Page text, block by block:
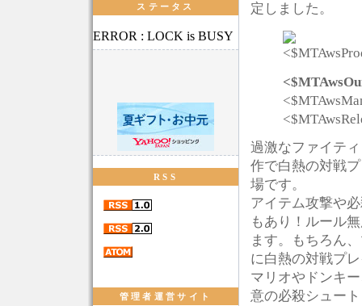
定しました。
過激なファイテ
作で白熱の対戦
場です。
アイテム攻撃や
もあり！ルール
ます。もちろん
に白熱の対戦プ
マリオやドンキ
意の必殺シュー
ステータス
ERROR : LOCK is BUSY
RSS
管理者運営サイト